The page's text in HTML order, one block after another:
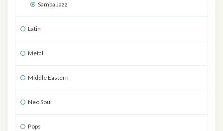
Samba Jazz
Latin
Metal
Middle Eastern
Neo Soul
Pops